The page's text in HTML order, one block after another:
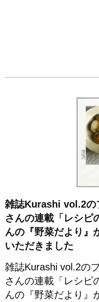
雑誌Kurashi vol.2の
さんの連載「レシピ
んの『野菜だより』
いただきました
雑誌Kurashi vol.2の
さんの連載「レシピ
んの『野菜だより』